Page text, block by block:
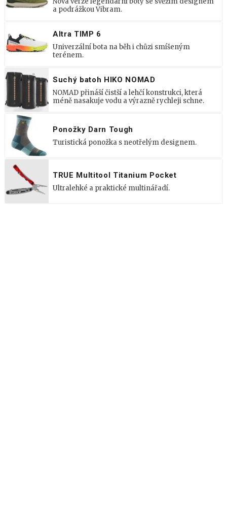
a podrážkou Vibram.
Altra TIMP 6
Univerzální bota na běh i chůzi smíšeným
terénem.
Suchý batoh HIKO NOMAD
NOMAD přináší čistší a lehčí konstrukci, která
méně nasakuje vodu a výrazně rychleji schne.
Ponožky Darn Tough
Turistická ponožka s neotřelým designem.
TRUE Multitool Titanium Pocket
Ultralehké a praktické multinářadí.